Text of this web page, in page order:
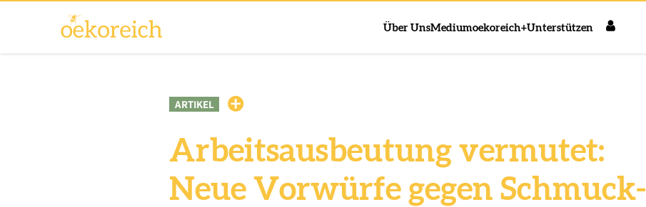
Über UnsMediumoekoreich+Unterstützen
ARTIKEL
Arbeitsausbeutung vermutet:
Neue Vorwürfe gegen Schmuck-